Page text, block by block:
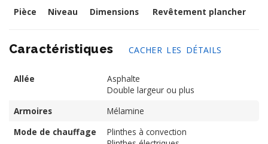
Pièce
Niveau Dimensions Revêtement plancher
Caractéristiques CACHER LES DÉTAILS
Allée
Asphalte
Double largeur ou plus
Armoires
Mélamine
Mode de chauffage
Plinthes à convection